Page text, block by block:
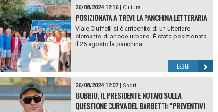
26/08/2024 12:16| Cultura
POSIZIONATA A TREVI LA PANCHINA LETTERARIA
Viale Ciuffelli si è arricchito di un ulteriore
elemento di arredo urbano. È stata posizionata
il 25 agosto la panchina ...
LEGGI
26/08/2024 12:07| Sport
GUBBIO, IL PRESIDENTE NOTARI SULLA
QUESTIONE CURVA DEL BARBETTI: "PREVENTIVI